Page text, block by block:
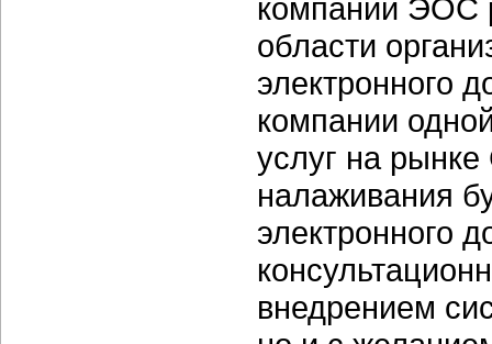
компании ЭОС
области
электронного
компании
услуг на
налаживания
электронного
внедрением